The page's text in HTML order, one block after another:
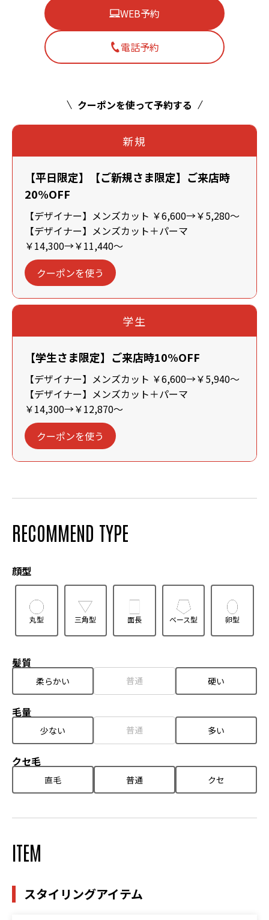
WEB予約
電話予約
クーポンを使って予約する
新規
【平日限定】【ご新規さま限定】ご来店時
20%OFF
【デザイナー】メンズカット ￥6,600→￥5,280～
【デザイナー】メンズカット＋パーマ
￥14,300→￥11,440～
クーポンを使う
学生
【学生さま限定】ご来店時10%OFF
【デザイナー】メンズカット ￥6,600→￥5,940～
【デザイナー】メンズカット＋パーマ
￥14,300→￥12,870～
クーポンを使う
RECOMMEND TYPE
顔型
丸型 三角型 面長 ベース型 卵型
髪質
柔らかい 普通 硬い
毛量
少ない 普通 多い
クセ毛
直毛 普通 クセ
ITEM
スタイリングアイテム